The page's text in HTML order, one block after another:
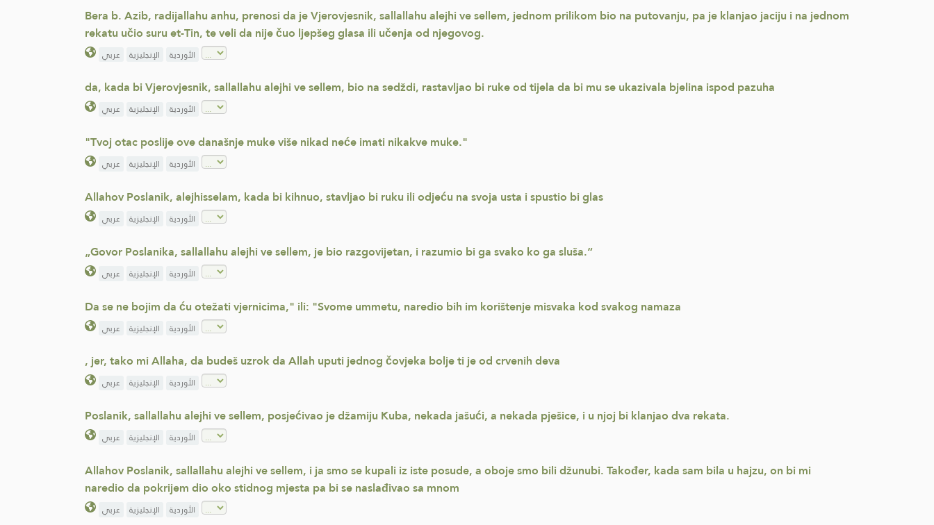
Bera b. Azib, radijallahu anhu, prenosi da je Vjerovjesnik, sallallahu alejhi ve sellem, jednom prilikom bio na putovanju, pa je klanjao jaciju i na jednom
rekatu učio suru et-Tin, te veli da nije čuo ljepšeg glasa ili učenja od njegovog.
عربي الإنجليزية الأوردية
da, kada bi Vjerovjesnik, sallallahu alejhi ve sellem, bio na sedždi, rastavljao bi ruke od tijela da bi mu se ukazivala bjelina ispod pazuha
عربي الإنجليزية الأوردية
"Tvoj otac poslije ove današnje muke više nikad neće imati nikakve muke."
عربي الإنجليزية الأوردية
Allahov Poslanik, alejhisselam, kada bi kihnuo, stavljao bi ruku ili odjeću na svoja usta i spustio bi glas
عربي الإنجليزية الأوردية
„Govor Poslanika, sallallahu alejhi ve sellem, je bio razgovijetan, i razumio bi ga svako ko ga sluša.“
عربي الإنجليزية الأوردية
Da se ne bojim da ću otežati vjernicima," ili: "Svome ummetu, naredio bih im korištenje misvaka kod svakog namaza
عربي الإنجليزية الأوردية
, jer, tako mi Allaha, da budeš uzrok da Allah uputi jednog čovjeka bolje ti je od crvenih deva
عربي الإنجليزية الأوردية
Poslanik, sallallahu alejhi ve sellem, posjećivao je džamiju Kuba, nekada jašući, a nekada pješice, i u njoj bi klanjao dva rekata.
عربي الإنجليزية الأوردية
Allahov Poslanik, sallallahu alejhi ve sellem, i ja smo se kupali iz iste posude, a oboje smo bili džunubi. Također, kada sam bila u hajzu, on bi mi
naredio da pokrijem dio oko stidnog mjesta pa bi se naslađivao sa mnom
عربي الإنجليزية الأوردية